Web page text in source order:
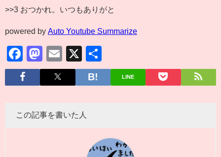
>>3 おつかれ。いつもありがと
powered by Auto Youtube Summarize
Facebook
Mastodon
Email
X
有
LINE
この記事を書いた人